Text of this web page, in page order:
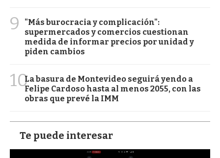
9
"Más burocracia y complicación":
supermercados y comercios cuestionan
medida de informar precios por unidad y
piden cambios
10La basura de Montevideo seguirá yendo a
Felipe Cardoso hasta al menos 2055, con las
obras que prevé la IMM
Te puede interesar